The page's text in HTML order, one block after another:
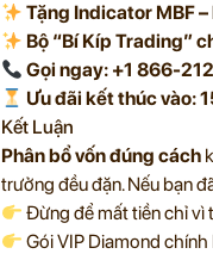
Tặng Indicator MBF
Bộ “Bí Kíp Trading”
Gọi ngay: +1 866-
Ưu đãi kết thúc vào:
Kết Luận
Phân bổ vốn đúng cách
trưởng đều đặn. Nếu bạn
Đừng để mất tiền chỉ vì
Gói VIP Diamond